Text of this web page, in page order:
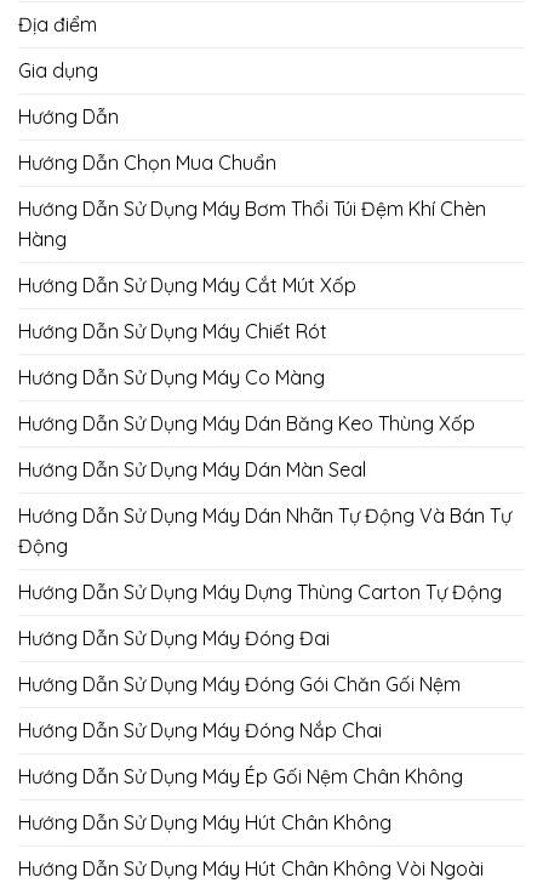
Địa điểm
Gia dụng
Hướng Dẫn
Hướng Dẫn Chọn Mua Chuẩn
Hướng Dẫn Sử Dụng Máy Bơm Thổi Túi Đệm Khí Chèn
Hàng
Hướng Dẫn Sử Dụng Máy Cắt Mút Xốp
Hướng Dẫn Sử Dụng Máy Chiết Rót
Hướng Dẫn Sử Dụng Máy Co Màng
Hướng Dẫn Sử Dụng Máy Dán Băng Keo Thùng Xốp
Hướng Dẫn Sử Dụng Máy Dán Màn Seal
Hướng Dẫn Sử Dụng Máy Dán Nhãn Tự Động Và Bán Tự
Động
Hướng Dẫn Sử Dụng Máy Dựng Thùng Carton Tự Động
Hướng Dẫn Sử Dụng Máy Đóng Đai
Hướng Dẫn Sử Dụng Máy Đóng Gói Chăn Gối Nệm
Hướng Dẫn Sử Dụng Máy Đóng Nắp Chai
Hướng Dẫn Sử Dụng Máy Ép Gối Nệm Chân Không
Hướng Dẫn Sử Dụng Máy Hút Chân Không
Hướng Dẫn Sử Dụng Máy Hút Chân Không Vòi Ngoài